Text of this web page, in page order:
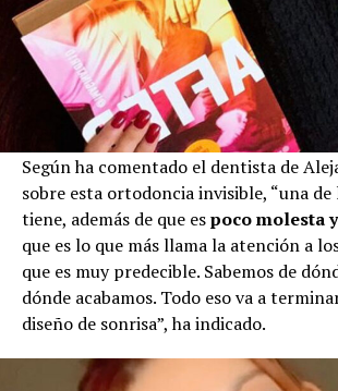
Según ha comentado el dentista de
sobre esta ortodoncia invisible, “una de
tiene, además de que espoco molesta
que es lo que más llama la atención a
que es muy predecible. Sabemos de
dónde acabamos. Todo eso va a
diseño de sonrisa”, ha indicado.